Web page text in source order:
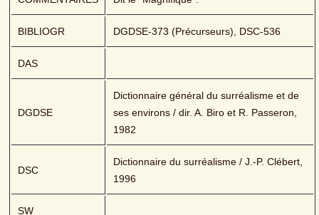
BIBLIOGR DGDSE-373 (Précurseurs), DSC-536
DAS
DGDSE
Dictionnaire général du surréalisme et de
ses environs / dir. A. Biro et R. Passeron,
1982
DSC
Dictionnaire du surréalisme / J.-P. Clébert,
1996
SW